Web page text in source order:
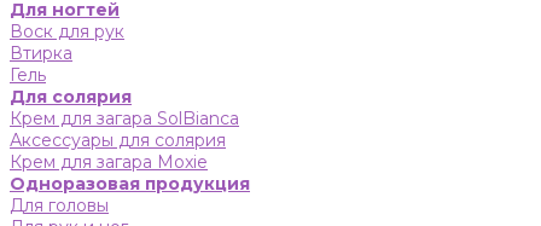
Для ногтей
Воск для рук
Втирка
Гель
Для солярия
Крем для загара SolBianca
Аксессуары для солярия
Крем для загара Moxie
Одноразовая продукция
Для головы